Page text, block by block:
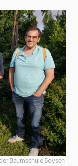
Baumschule Boysen